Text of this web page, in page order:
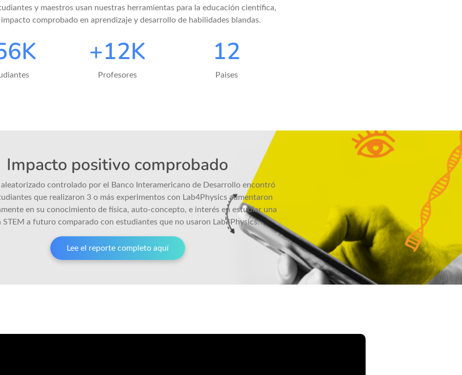
y maestros usan nuestras herramientas para la educación científica,
comprobado en aprendizaje y desarrollo de habilidades blandas.
K +20K
Profesores
20
Paises
Impacto positivo comprobado
controlado por el Banco Interamericano de Desarrollo encontró
que realizaron 3 o más experimentos con Lab4Physics aumentaron
en su conocimiento de física, auto-concepto, e interés en estudiar una
STEM a futuro comparado con estudiantes que no usaron Lab4Physics.
Lee el reporte completo aquí